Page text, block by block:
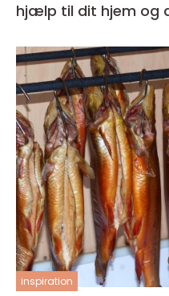
hjælp til dit hjem og
inspiration